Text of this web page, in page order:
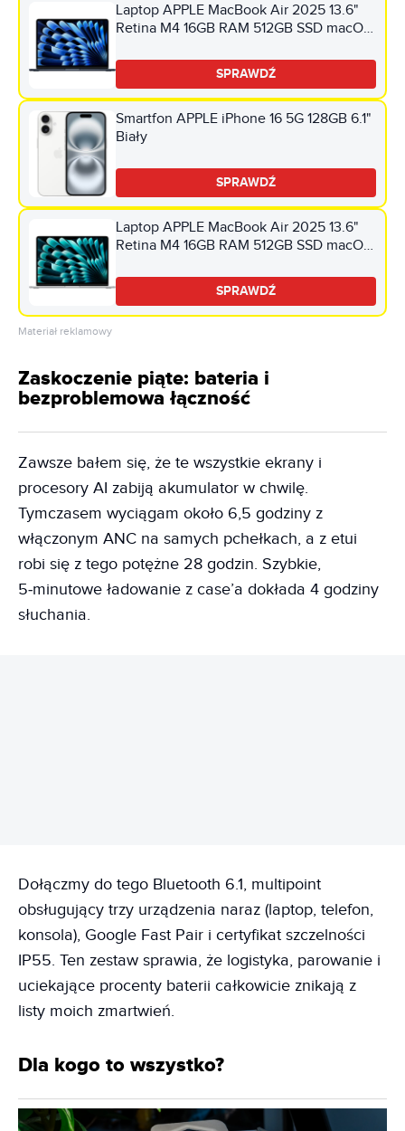
Laptop APPLE MacBook Air 2025 13.6"
Retina M4 16GB RAM 512GB SSD macOS
SPRAWDŹ
Smartfon APPLE iPhone 16 5G 128GB 6.1"
Biały
SPRAWDŹ
Laptop APPLE MacBook Air 2025 13.6"
Retina M4 16GB RAM 512GB SSD macOS
SPRAWDŹ
Materiał reklamowy
Zaskoczenie piąte: bateria i
bezproblemowa łączność
Zawsze bałem się, że te wszystkie ekrany i
procesory AI zabiją akumulator w chwilę.
Tymczasem wyciągam około 6,5 godziny z
włączonym ANC na samych pchełkach, a z etui
robi się z tego potężne 28 godzin. Szybkie,
5‑minutowe ładowanie z case’a dokłada 4 godziny
słuchania.
Dołączmy do tego Bluetooth 6.1, multipoint
obsługujący trzy urządzenia naraz (laptop, telefon,
konsola), Google Fast Pair i certyfikat szczelności
IP55. Ten zestaw sprawia, że logistyka, parowanie i
uciekające procenty baterii całkowicie znikają z
listy moich zmartwień.
Dla kogo to wszystko?